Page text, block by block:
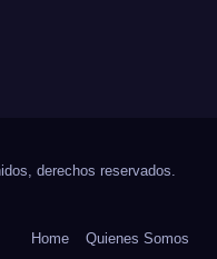
derechos reservados.
Home Quienes Somos